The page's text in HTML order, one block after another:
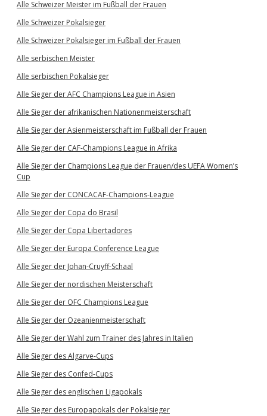
Alle Schweizer Meister im Fußball der Frauen
Alle Schweizer Pokalsieger
Alle Schweizer Pokalsieger im Fußball der Frauen
Alle serbischen Meister
Alle serbischen Pokalsieger
Alle Sieger der AFC Champions League in Asien
Alle Sieger der afrikanischen Nationenmeisterschaft
Alle Sieger der Asienmeisterschaft im Fußball der Frauen
Alle Sieger der CAF-Champions League in Afrika
Alle Sieger der Champions League der Frauen/des UEFA Women’s
Cup
Alle Sieger der CONCACAF-Champions-League
Alle Sieger der Copa do Brasil
Alle Sieger der Copa Libertadores
Alle Sieger der Europa Conference League
Alle Sieger der Johan-Cruyff-Schaal
Alle Sieger der nordischen Meisterschaft
Alle Sieger der OFC Champions League
Alle Sieger der Ozeanienmeisterschaft
Alle Sieger der Wahl zum Trainer des Jahres in Italien
Alle Sieger des Algarve-Cups
Alle Sieger des Confed-Cups
Alle Sieger des englischen Ligapokals
Alle Sieger des Europapokals der Pokalsieger